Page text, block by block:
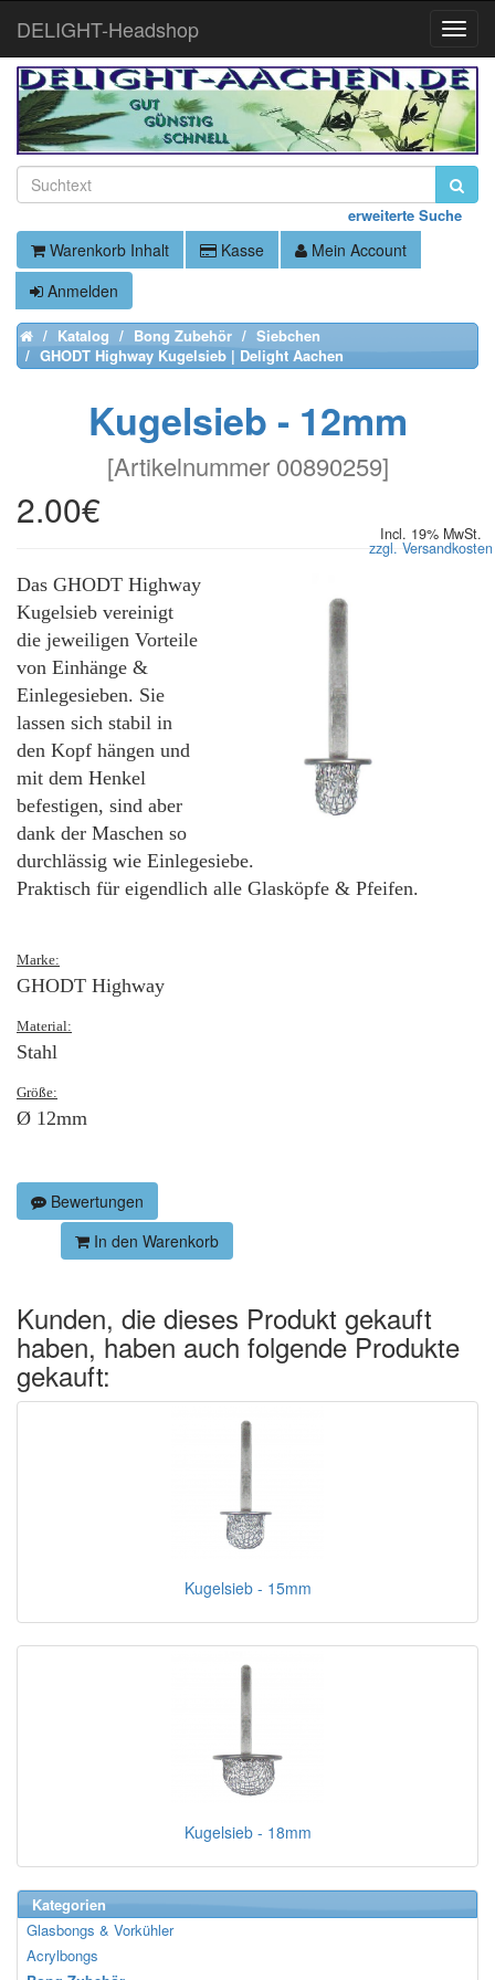
erweiterte Suche
Warenkorb Inhalt Kasse
Mein Account
Anmelden
HomeKatalog Bong Zubehör
Siebchen
GHODT Highway Kugelsieb | Delight Aachen
Kugelsieb - 12mm
[Artikelnummer 00890259]
2.00€
Incl. 19% MwSt.
zzgl. Versandkosten
Das GHODT Highway
Kugelsieb vereinigt
die jeweiligen Vorteile
von Einhänge &
Einlegesieben. Sie
lassen sich stabil in
den Kopf hängen und
mit dem Henkel
befestigen, sind aber
dank der Maschen so
durchlässig wie Einlegesiebe.
Praktisch für eigendlich alle Glasköpfe & Pfeifen.
Marke:
GHODT Highway
Material:
Stahl
Größe:
Ø 12mm
Bewertungen
In den Warenkorb
Kunden, die dieses Produkt gekauft
haben, haben auch folgende Produkte
gekauft:
Kugelsieb - 15mm
Kugelsieb - 18mm
Kategorien
Glasbongs & Vorkühler
Acrylbongs
Toggle
DELIGHT-Headshop